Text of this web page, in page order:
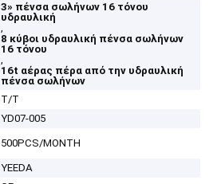
3» πένσα σωλήνων 16 τόνου
υδραυλική
,
8 κύβοι υδραυλική πένσα σωλήνων
16 τόνου
,
16t αέρας πέρα από την υδραυλική
πένσα σωλήνων
T/T
YD07-005
500PCS/MONTH
YEEDA